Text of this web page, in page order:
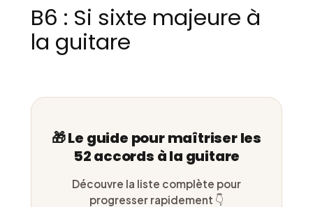
B6 : Si sixte majeure à
la guitare
🎁 Le guide pour maîtriser les
52 accords à la guitare
Découvre la liste complète pour
progresser rapidement 👇